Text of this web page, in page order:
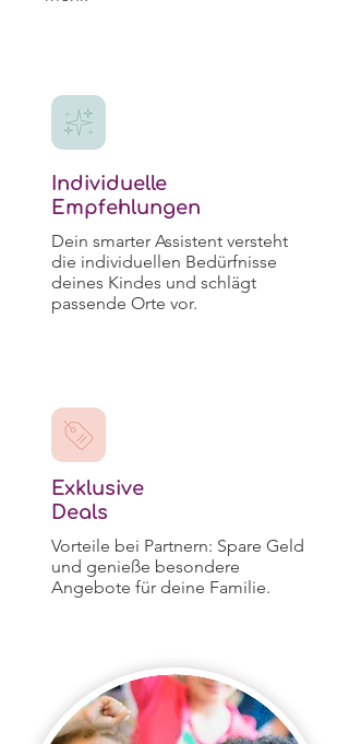
Individuelle
Empfehlungen
Dein smarter Assistent versteht
die individuellen Bedürfnisse
deines Kindes und schlägt
passende Orte vor.
Exklusive
Deals
Vorteile bei Partnern: Spare Geld
und genieße besondere
Angebote für deine Familie.